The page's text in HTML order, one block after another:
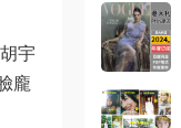
宇
龐